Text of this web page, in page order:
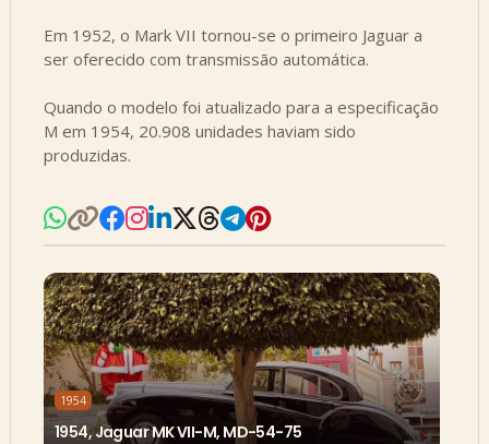
Em 1952, o Mark VII tornou-se o primeiro Jaguar a
ser oferecido com transmissão automática.
Quando o modelo foi atualizado para a especificação
M em 1954, 20.908 unidades haviam sido
produzidas.
1954
1954, Jaguar MK VII-M, MD-54-75